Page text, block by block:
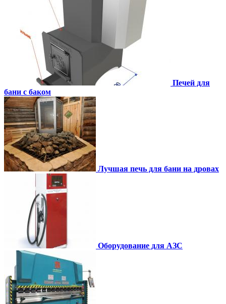
Печей для
бани с баком
Лучшая печь для бани на дровах
Оборудование для АЗС